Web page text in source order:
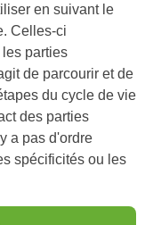
en suivant le
Celles-ci
parties
de parcourir et de
du cycle de vie
des parties
a pas d'ordre
spécificités ou les